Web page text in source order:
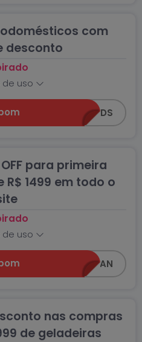
com
desconto
de uso
GANHOU150CITYADS
para primeira
1499 em todo o
de uso
nas compras
de geladeiras